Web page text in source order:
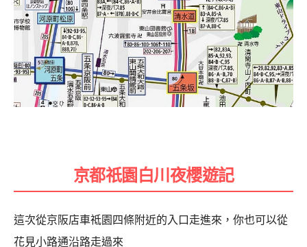
京都祇園白川夜櫻遊記
這次從京阪店車祗園四條附近的入口走進來，你也可以從
花見小路通沿路走過來